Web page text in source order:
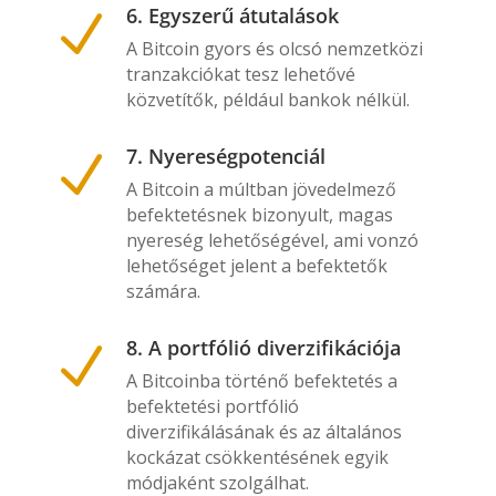
N 6. Egyszerű átutalások
A Bitcoin gyors és olcsó nemzetközi
tranzakciókat tesz lehetővé
közvetítők, például bankok nélkül.
N 7. Nyereségpotenciál
A Bitcoin a múltban jövedelmező
befektetésnek bizonyult, magas
nyereség lehetőségével, ami vonzó
lehetőséget jelent a befektetők
számára.
N 8. A portfólió diverzifikációja
A Bitcoinba történő befektetés a
befektetési portfólió
diverzifikálásának és az általános
kockázat csökkentésének egyik
módjaként szolgálhat.